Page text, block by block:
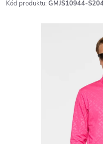
Kód produktu: GMJS10944-